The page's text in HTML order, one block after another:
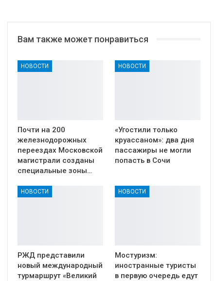
Вам также может понравиться
НОВОСТИ
Почти на 200
железнодорожных
переездах Московской
магистрали созданы
специальные зоны…
НОВОСТИ
«Угостили только
круассаном»: два дня
пассажиры не могли
попасть в Сочи
НОВОСТИ
РЖД представили
новый международный
турмаршрут «Великий
НОВОСТИ
Мостуризм:
иностранные туристы
в первую очередь едут